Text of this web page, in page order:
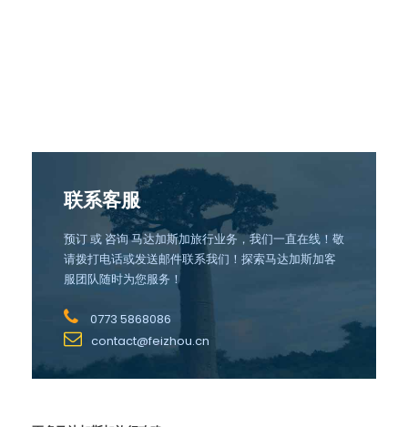
联系客服
预订 或 咨询 马达加斯加旅行业务，我们一直在线！敬
请拨打电话或发送邮件联系我们！探索马达加斯加客
服团队随时为您服务！
0773 5868086
contact@feizhou.cn